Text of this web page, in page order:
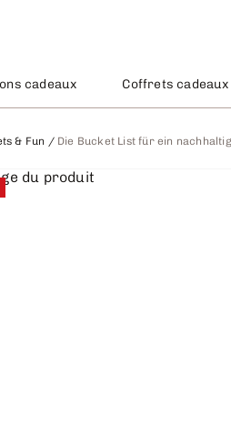
cadeaux Coffrets cadeaux
& Fun / Die Bucket List für ein